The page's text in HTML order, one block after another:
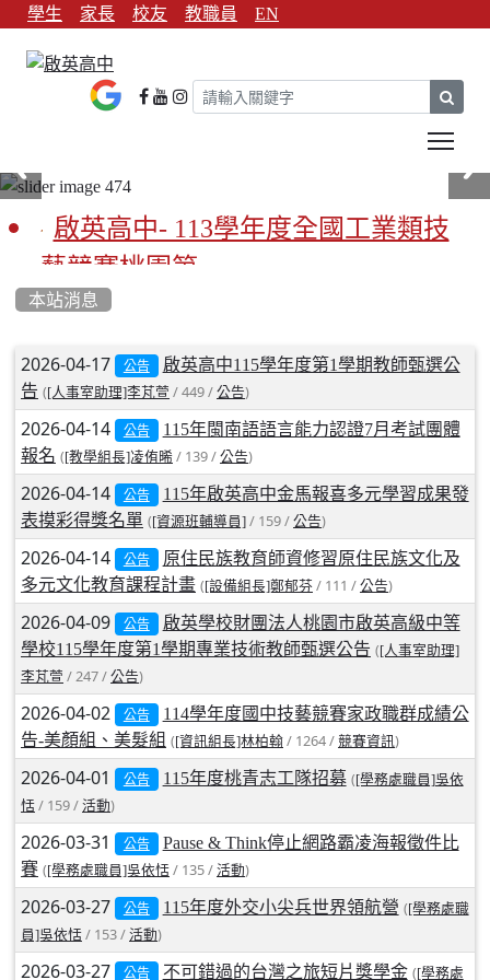
學生 家長 校友 教職員 EN
啟英高中- 113學年度全國工業類技
藝競賽桃園第一
啟英高中-113學年全國學生家事類技
藝競賽榮獲1支金手獎3支優勝
亞洲金牌在啟英！-機器人競賽亞洲
第一
餐飲管理科桃園第一、資料處理科
北台灣私校第一
啟英高中-汽車科榮耀桃園
啟英高中-時尚科桃園第一
本站消息
文章列表
2026-04-17 公告
啟英高中115學年度第1學期教師甄選公
告 ([人事室助理]李芃萱 / 449 / 公告)
2026-04-14 公告
115年閩南語語言能力認證7月考試團體
報名 ([教學組長]凌侑晞 / 139 / 公告)
2026-04-14 公告
115年啟英高中金馬報喜多元學習成果發
表摸彩得獎名單 ([資源班輔導員] / 159 / 公告)
2026-04-14 公告
原住民族教育師資修習原住民族文化及
多元文化教育課程計畫 ([設備組長]鄭郁芬 / 111 / 公告)
2026-04-09 公告
啟英學校財團法人桃園市啟英高級中等
學校115學年度第1學期專業技術教師甄選公告 ([人事室助理]
李芃萱 / 247 / 公告)
2026-04-02 公告
114學年度國中技藝競賽家政職群成績公
告-美顏組、美髮組 ([資訊組長]林柏翰 / 1264 / 競賽資訊)
2026-04-01 公告 115年度桃青志工隊招募 ([學務處職員]吳依
恬 / 159 / 活動)
2026-03-31 公告
Pause & Think停止網路霸凌海報徵件比
賽 ([學務處職員]吳依恬 / 135 / 活動)
2026-03-27 公告 115年度外交小尖兵世界領航營 ([學務處職
員]吳依恬 / 153 / 活動)
2026-03-27 公告 不可錯過的台灣之旅短片獎學金 ([學務處